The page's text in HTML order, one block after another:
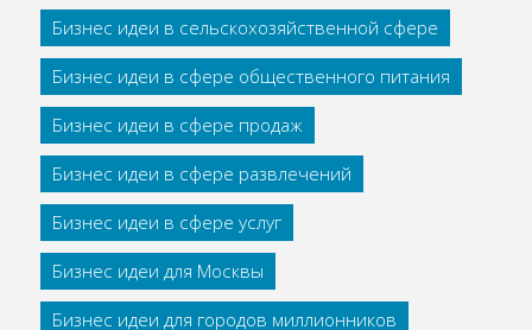
Бизнес идеи в сельскохозяйственной сфере
Бизнес идеи в сфере общественного питания
Бизнес идеи в сфере продаж
Бизнес идеи в сфере развлечений
Бизнес идеи в сфере услуг
Бизнес идеи для Москвы
Бизнес идеи для городов миллионников